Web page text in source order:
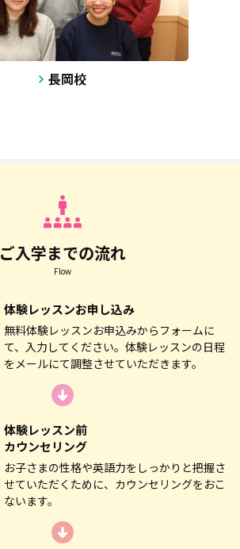
長岡校
ご入学までの流れ
Flow
体験レッスンお申し込み
無料体験レッスンお申込みからフォームに
て、入力してください。体験レッスンの日程
をメールにて調整させていただきます。
体験レッスン前
カウンセリング
お子さまの性格や英語力をしっかりと把握さ
せていただくために、カウンセリングをおこ
ないます。